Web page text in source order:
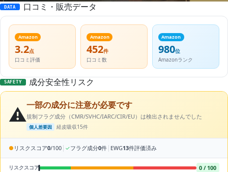
DATA 口コミ・販売データ
Amazon
3.2点
口コミ評価
Amazon
452件
口コミ数
Amazon
980位
Amazonランク
SAFETY 成分安全性リスク
⚠️一部の成分に注意が必要です
規制フラグ成分（CMR/SVHC/IARC/CIR/EU）は検出されませんでした
個人差要因 経皮吸収15件
● リスクスコア0/100 | ✓フラグ成分0件 | EWG13件評価済み
リスクスコア 0 / 100